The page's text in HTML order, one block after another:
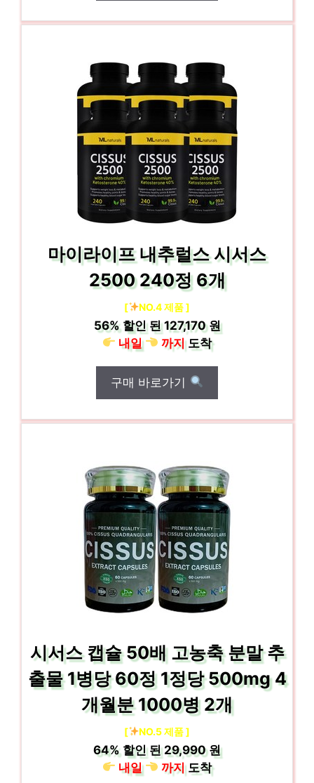
마이라이프 내추럴스 시서스
2500 240정 6개
[ NO.4 제품 ]
56%할인 된127,170 원
내일
까지도착
구매 바로가기
시서스 캡슐 50배 고농축 분말 추
출물 1병당 60정 1정당 500mg 4
개월분 1000병 2개
[ NO.5 제품 ]
64% 할인 된29,990 원
내일
까지도착